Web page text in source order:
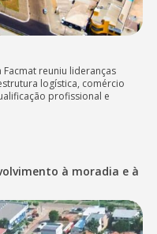
reuniu lideranças
logística, comércio
profissional e
à moradia e à